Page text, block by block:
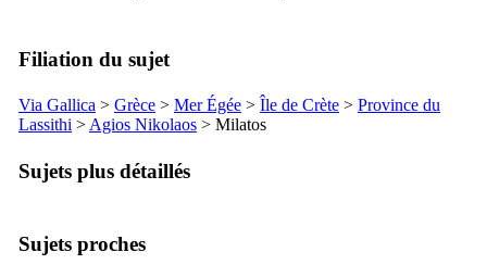
Filiation du sujet
Via Gallica > Grèce > Mer Égée > Île de Crète > Province du
Lassithi > Agios Nikolaos > Milatos
Sujets plus détaillés
Sujets proches